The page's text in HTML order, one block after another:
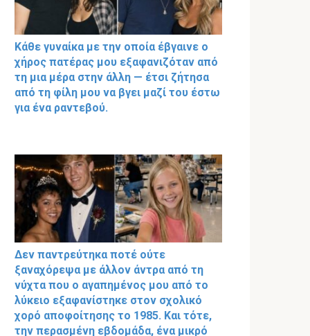
Κάθε γυναίκα με την οποία έβγαινε ο
χήρος πατέρας μου εξαφανιζόταν από
τη μια μέρα στην άλλη — έτσι ζήτησα
από τη φίλη μου να βγει μαζί του έστω
για ένα ραντεβού.
Δεν παντρεύτηκα ποτέ ούτε
ξαναχόρεψα με άλλον άντρα από τη
νύχτα που ο αγαπημένος μου από το
λύκειο εξαφανίστηκε στον σχολικό
χορό αποφοίτησης το 1985. Και τότε,
την περασμένη εβδομάδα, ένα μικρό